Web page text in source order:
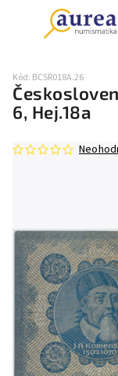
6, Hej.18a
Kód: BCSR018A.26